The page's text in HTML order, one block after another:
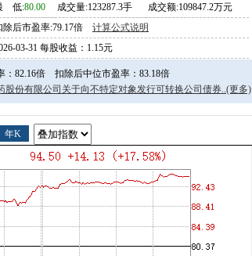
低:80.00 成交量:123287.3手
成交额:109847.2万元
除后市盈率:79.17倍
计算公式说明
03-31 每股收益：1.15元
：82.16倍
扣除后中位市盈率：83.18倍
股份有限公司关于向不特定对象发行可转换公司债券..(更多)
年K